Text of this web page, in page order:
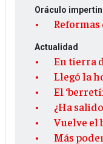
Oráculo
Actualidad
En tierra
Llegó la
El
¿Ha
Vuelve el
Más